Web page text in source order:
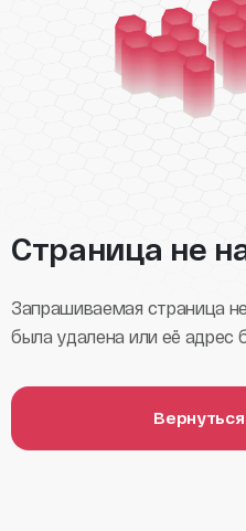
Страница не
Запрашиваемая страница
была удалена или её адрес